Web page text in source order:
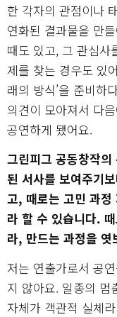
한 각자의 관점이나
연화된 결과물을 만
때도 있고, 그 관심사
제를 찾는 경우도 있
래의 방식’을 준비하
의견이 모아져서 다
공연하게 됐어요.
그린피그 공동창작
된 서사를 보여주기
고, 때로는 고민 과정
라 할 수 있습니다.
라, 만드는 과정을
저는 연출가로서 공
지 않아요. 일종의 멈
자체가 객관적 실체